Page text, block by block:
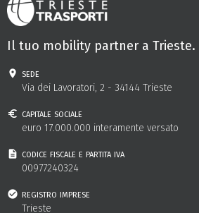
Il tuo mobility partner a Trieste.
sede
Via dei Lavoratori, 2 - 34144 Trieste
capitale sociale
euro 17.000.000 interamente versato
codice fiscale e partita iva
00977240324
registro imprese
Trieste